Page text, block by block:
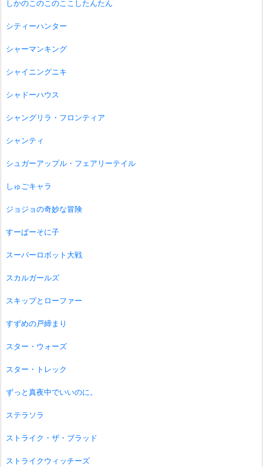
しかのこのこのここしたんたん
シティーハンター
シャーマンキング
シャイニングニキ
シャドーハウス
シャングリラ・フロンティア
シャンティ
シュガーアップル・フェアリーテイル
しゅごキャラ
ジョジョの奇妙な冒険
すーぱーそに子
スーパーロボット大戦
スカルガールズ
スキップとローファー
すずめの戸締まり
スター・ウォーズ
スター・トレック
ずっと真夜中でいいのに。
ステラソラ
ストライク・ザ・ブラッド
ストライクウィッチーズ